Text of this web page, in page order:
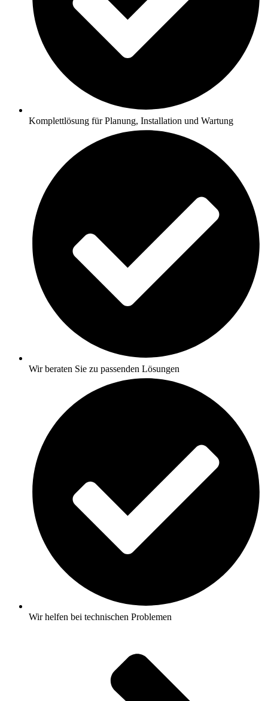
Komplettlösung für Planung, Installation und Wartung
Wir beraten Sie zu passenden Lösungen
Wir helfen bei technischen Problemen